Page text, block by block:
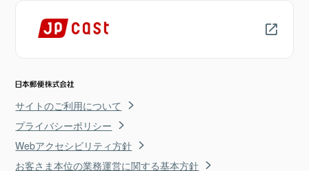
サイトのご利用について
プライバシーポリシー
Webアクセシビリティ方針
お客さま本位の業務運営に関する基本方針